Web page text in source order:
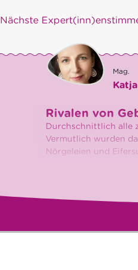
Nächste
Mag.
Rivalen von
Durchschnittlich alle
Vermutlich wurden
Nörgeleien und